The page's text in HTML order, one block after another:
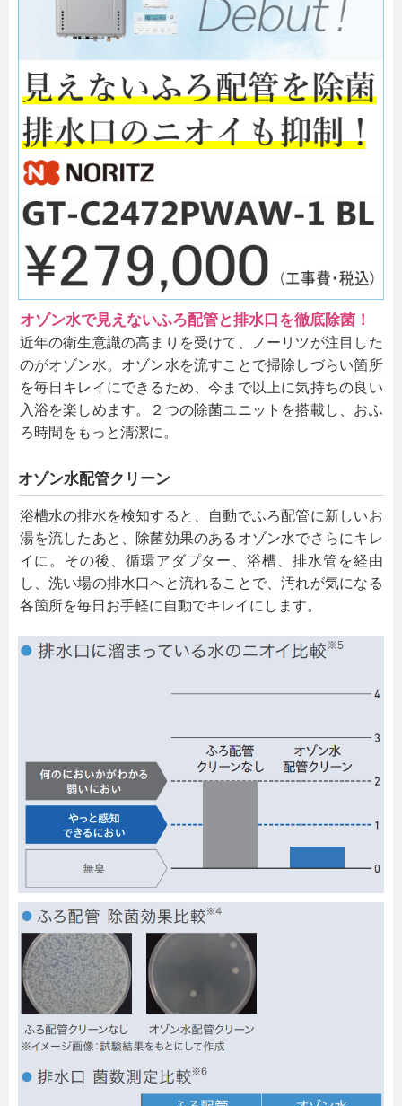
オゾン水で見えないふろ配管と排水口を徹底除菌！
近年の衛生意識の高まりを受けて、ノーリツが注目した
のがオゾン水。オゾン水を流すことで掃除しづらい箇所
を毎日キレイにできるため、今まで以上に気持ちの良い
入浴を楽しめます。２つの除菌ユニットを搭載し、おふ
ろ時間をもっと清潔に。
オゾン水配管クリーン
浴槽水の排水を検知すると、自動でふろ配管に新しいお
湯を流したあと、除菌効果のあるオゾン水でさらにキレ
イに。その後、循環アダプター、浴槽、排水管を経由
し、洗い場の排水口へと流れることで、汚れが気になる
各箇所を毎日お手軽に自動でキレイにします。